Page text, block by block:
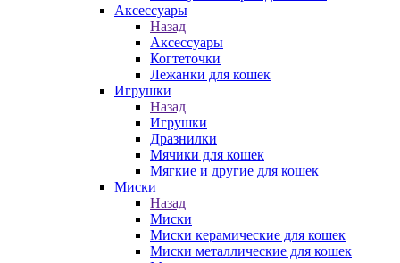
Аксессуары
Назад
Аксессуары
Когтеточки
Лежанки для кошек
Игрушки
Назад
Игрушки
Дразнилки
Мячики для кошек
Мягкие и другие для кошек
Миски
Назад
Миски
Миски керамические для кошек
Миски металлические для кошек